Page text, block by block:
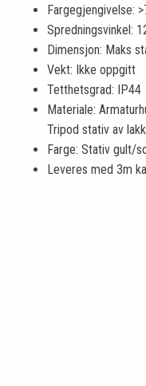
Fargegjengivelse:
Spredningsvinkel:
Dimensjon: Maks
Vekt: Ikke oppgitt
Tetthetsgrad: IP44
Materiale:
Tripod stativ av
Farge: Stativ gult/
Leveres med 3m